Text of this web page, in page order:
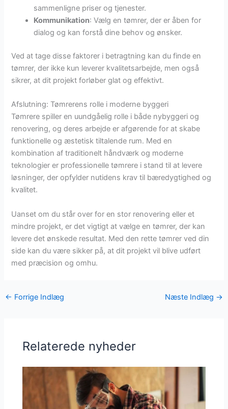
sammenligne priser og tjenester.
Kommunikation: Vælg en tømrer, der er åben for
dialog og kan forstå dine behov og ønsker.
Ved at tage disse faktorer i betragtning kan du finde en
tømrer, der ikke kun leverer kvalitetsarbejde, men også
sikrer, at dit projekt forløber glat og effektivt.
Afslutning: Tømrerens rolle i moderne byggeri
Tømrere spiller en uundgåelig rolle i både nybyggeri og
renovering, og deres arbejde er afgørende for at skabe
funktionelle og æstetisk tiltalende rum. Med en
kombination af traditionelt håndværk og moderne
teknologier er professionelle tømrere i stand til at levere
løsninger, der opfylder nutidens krav til bæredygtighed og
kvalitet.
Uanset om du står over for en stor renovering eller et
mindre projekt, er det vigtigt at vælge en tømrer, der kan
levere det ønskede resultat. Med den rette tømrer ved din
side kan du være sikker på, at dit projekt vil blive udført
med præcision og omhu.
← Forrige Indlæg Næste Indlæg →
Relaterede nyheder